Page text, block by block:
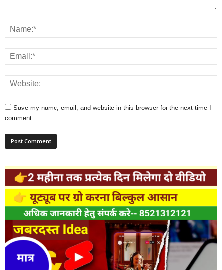
Save my name, email, and website in this browser for the next time I
comment.